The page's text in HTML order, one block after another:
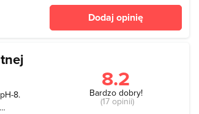
Dodaj opinię
8.
8.2
Bardzo dobry!
(17 opinii)